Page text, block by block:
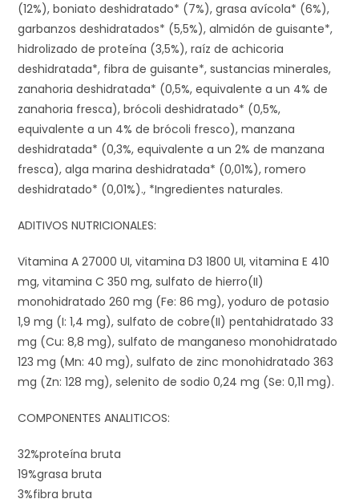
(12%), boniato deshidratado* (7%), grasa avícola* (6%),
garbanzos deshidratados* (5,5%), almidón de guisante*,
hidrolizado de proteína (3,5%), raíz de achicoria
deshidratada*, fibra de guisante*, sustancias minerales,
zanahoria deshidratada* (0,5%, equivalente a un 4% de
zanahoria fresca), brócoli deshidratado* (0,5%,
equivalente a un 4% de brócoli fresco), manzana
deshidratada* (0,3%, equivalente a un 2% de manzana
fresca), alga marina deshidratada* (0,01%), romero
deshidratado* (0,01%)., *Ingredientes naturales.
ADITIVOS NUTRICIONALES:
Vitamina A 27000 UI, vitamina D3 1800 UI, vitamina E 410
mg, vitamina C 350 mg, sulfato de hierro(II)
monohidratado 260 mg (Fe: 86 mg), yoduro de potasio
1,9 mg (I: 1,4 mg), sulfato de cobre(II) pentahidratado 33
mg (Cu: 8,8 mg), sulfato de manganeso monohidratado
123 mg (Mn: 40 mg), sulfato de zinc monohidratado 363
mg (Zn: 128 mg), selenito de sodio 0,24 mg (Se: 0,11 mg).
COMPONENTES ANALITICOS:
32%proteína bruta
19%grasa bruta
3%fibra bruta